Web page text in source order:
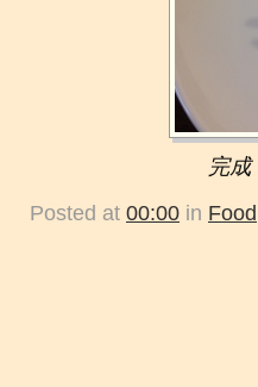
完成
Posted at 00:00 in Food